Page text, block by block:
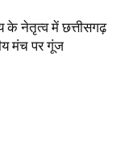
के नेतृत्व में छत्तीसगढ़
मंच पर गूंज